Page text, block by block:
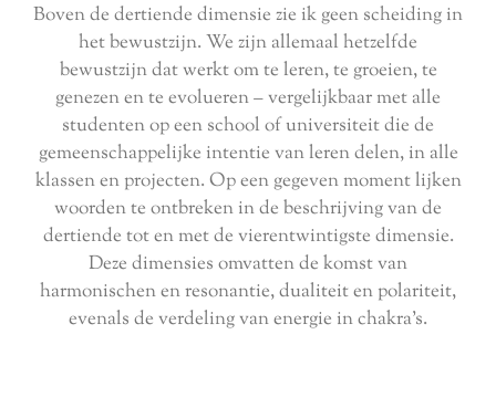
Boven de dertiende dimensie zie ik geen scheiding in
het bewustzijn. We zijn allemaal hetzelfde
bewustzijn dat werkt om te leren, te groeien, te
genezen en te evolueren – vergelijkbaar met alle
studenten op een school of universiteit die de
gemeenschappelijke intentie van leren delen, in alle
klassen en projecten. Op een gegeven moment lijken
woorden te ontbreken in de beschrijving van de
dertiende tot en met de vierentwintigste dimensie.
Deze dimensies omvatten de komst van
harmonischen en resonantie, dualiteit en polariteit,
evenals de verdeling van energie in chakra's.